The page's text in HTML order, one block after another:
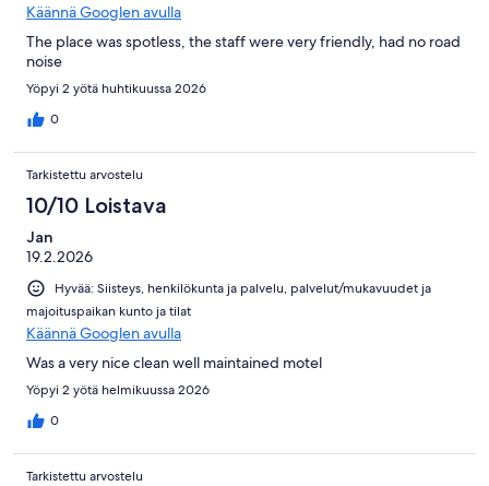
Käännä Googlen avulla
The place was spotless, the staff were very friendly, had no road
noise
Yöpyi 2 yötä huhtikuussa 2026
0
Tarkistettu arvostelu
10/10 Loistava
Jan
19.2.2026
Hyvää: Siisteys, henkilökunta ja palvelu, palvelut/mukavuudet ja
majoituspaikan kunto ja tilat
Käännä Googlen avulla
Was a very nice clean well maintained motel
Yöpyi 2 yötä helmikuussa 2026
0
Tarkistettu arvostelu